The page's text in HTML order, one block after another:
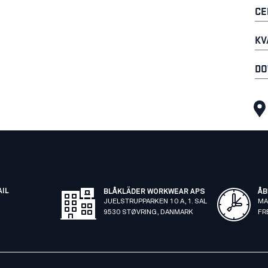
BLÅKLÄDER WORKWEAR APS
JUELSTRUPPARKEN 10 A, 1. SAL
9530 STØVRING, DANMARK